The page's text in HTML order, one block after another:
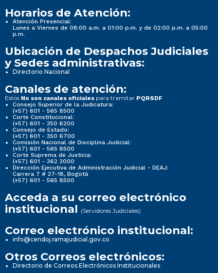
Horarios de Atención:
Atención Presencial:
Lunes a Viernes de 08:00 a.m. a 01:00 p.m. y de 02:00 p.m. a 05:00
p.m.
Ubicación de Despachos Judiciales
y Sedes administrativas:
Directorio Nacional
Canales de atención:
Estos No son canales oficiales para tramitar PQRSDF
Consejo Superior de la Judicatura:
(+57) 601 - 565 8500
Corte Constitucional:
(+57) 601 - 350 6200
Consejo de Estado:
(+57) 601 - 350 6700
Comisión Nacional de Disciplina Judicial:
(+57) 601 - 565 8500
Corte Suprema de Justicia:
(+57) 601 - 362 2000
Dirección Ejecutiva de Administración Judicial - DEAJ:
Carrera 7 # 27-18, Bogotá
(+57) 601 - 565 8500
Acceda a su correo electrónico
institucional (Servidores Judiciales)
Correo electrónico institucional:
info@cendoj.ramajudicial.gov.co
Otros Correos electrónicos:
Directorio de Correos Electrónicos Institucionales